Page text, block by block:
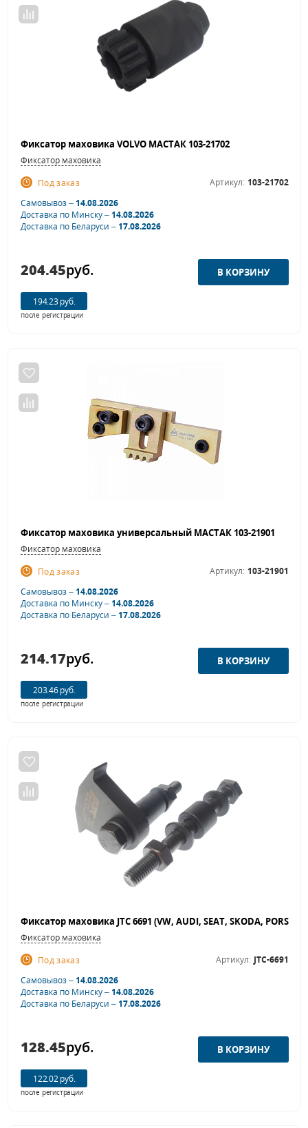
Фиксатор маховика VOLVO МАСТАК 103-21702
Фиксатор маховика
Под заказ
Артикул: 103-21702
Самовывоз –14.08.2026
Доставка по Минску –14.08.2026
Доставка по Беларуси –17.08.2026
204.45руб.
194.23 руб.
после регистрации
Фиксатор маховика универсальный МАСТАК 103-21901
Фиксатор маховика
Под заказ
Артикул: 103-21901
Самовывоз –14.08.2026
Доставка по Минску –14.08.2026
Доставка по Беларуси –17.08.2026
214.17руб.
203.46 руб.
после регистрации
Фиксатор маховика
Под заказ
Артикул: JTC-6691
Самовывоз –14.08.2026
Доставка по Минску –14.08.2026
Доставка по Беларуси –17.08.2026
128.45руб.
122.02 руб.
после регистрации